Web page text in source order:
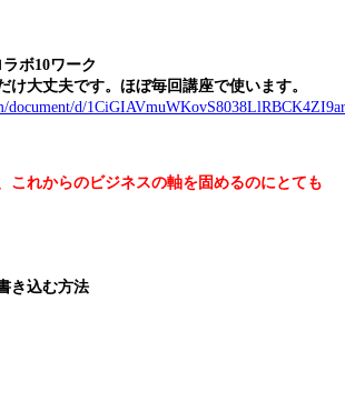
ラボ10ワーク
け大丈夫です。ほぼ毎回講座で使います。
document/d/
これからのビジネスの軸を固めるのにとても
き込む方法